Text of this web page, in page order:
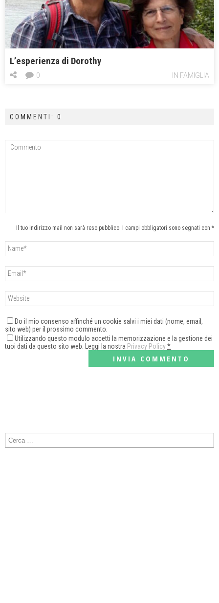
L’esperienza di Dorothy
IN FAMIGLIA
0
COMMENTI: 0
Il tuo indirizzo mail non sarà reso pubblico. I campi obbligatori sono segnati con *
Do il mio consenso affinché un cookie salvi i miei dati (nome, email,
sito web) per il prossimo commento.
Utilizzando questo modulo accetti la memorizzazione e la gestione dei
tuoi dati da questo sito web. Leggi la nostra Privacy Policy*